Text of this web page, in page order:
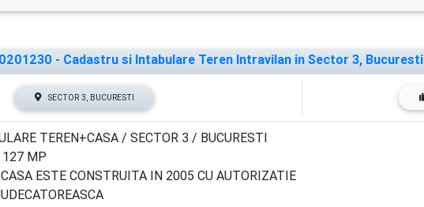
- Cadastru si Intabulare Teren Intravilan in Sector 3, Bucuresti
SECTOR 3, BUCURESTI
TEREN+CASA / SECTOR 3 / BUCURESTI
127 MP
ESTE CONSTRUITA IN 2005 CU AUTORIZATIE